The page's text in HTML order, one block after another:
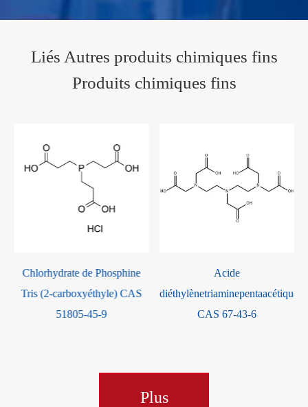
Liés Autres produits chimiques fins
Produits chimiques fins
Acide
diéthylènetriaminepentaacétique
CAS 67-43-6
Chlorure d'éthylmagnésium
CAS 2386-64-3
Plus